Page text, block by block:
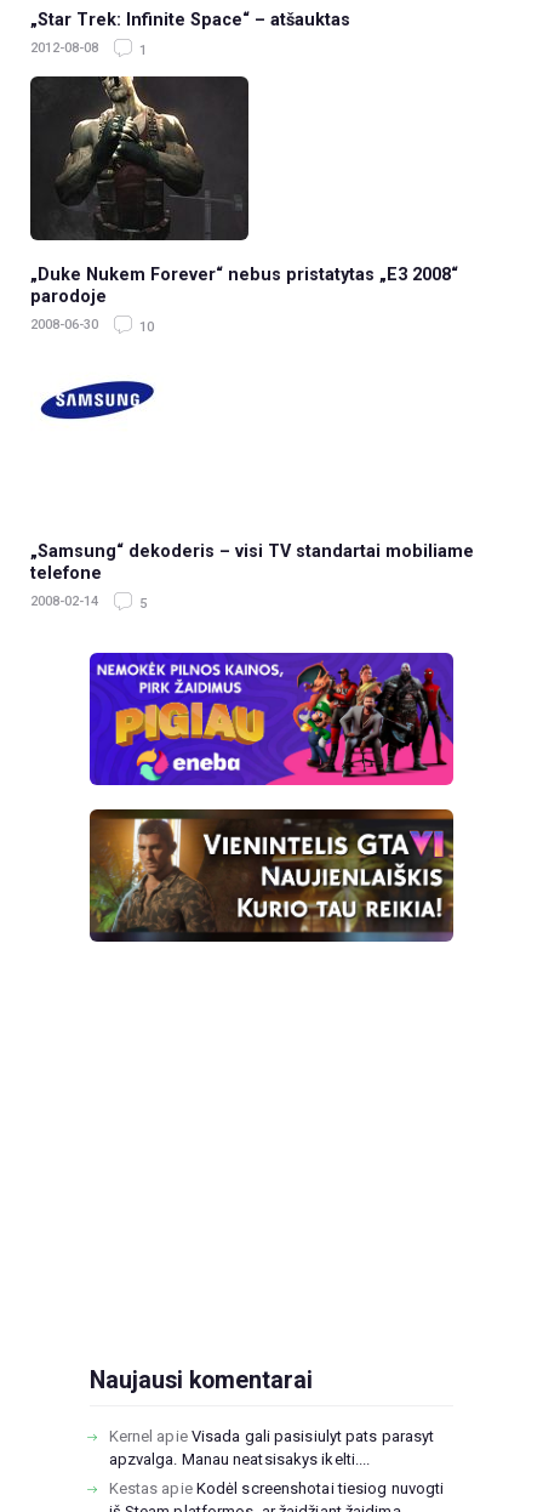
„Star Trek: Infinite Space“ – atšauktas
2012-08-08 1
„Duke Nukem Forever“ nebus pristatytas „E3 2008“
parodoje
2008-06-30 10
„Samsung“ dekoderis – visi TV standartai mobiliame
telefone
2008-02-14 5
Naujausi komentarai
Kernel apie Visada gali pasisiulyt pats parasyt
apzvalga. Manau neatsisakys ikelti....
Kestas apie Kodėl screenshotai tiesiog nuvogti